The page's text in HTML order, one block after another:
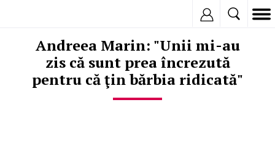
Andreea Marin: "Unii mi-au
zis că sunt prea încrezută
pentru că ţin bărbia ridicată"